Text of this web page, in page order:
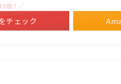
倍！／
チェック